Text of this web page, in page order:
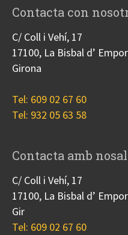
Contacta con
C/ Coll i Vehí, 17
17100, La Bisbal d’
Girona
Tel: 609 02 67 60
Tel: 932 05 63 58
Contacta amb
C/ Coll i Vehí, 17
17100, La Bisbal d’
Gir
Tel: 609 02 67 60